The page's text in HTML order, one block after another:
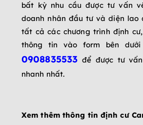
bất kỳ nhu cầu được tư vấn
doanh nhân đầu tư và diện lao
tất cả các chương trình định
thông tin vào form bên
0908835533 để được tư
nhanh nhất.
Xem thêm thông tin định cư